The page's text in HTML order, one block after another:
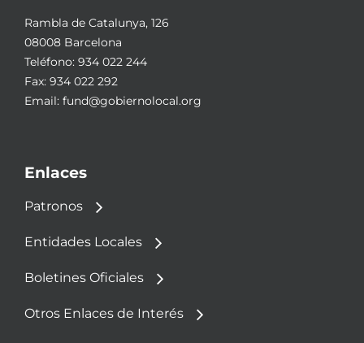
Rambla de Catalunya, 126
08008 Barcelona
Teléfono: 934 022 244
Fax: 934 022 292
Email: fund@gobiernolocal.org
Enlaces
Patronos
Entidades Locales
Boletines Oficiales
Otros Enlaces de Interés